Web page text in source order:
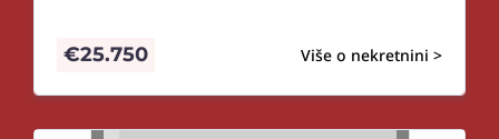
Više o nekretnini >
€25.750